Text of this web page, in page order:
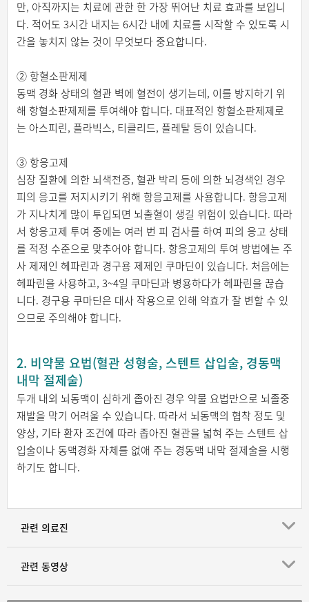
만, 아직까지는 치료에 관한 한 가장 뛰어난 치료 효과를 보입니
다. 적어도 3시간 내지는 6시간 내에 치료를 시작할 수 있도록 시
간을 놓치지 않는 것이 무엇보다 중요합니다.
② 항혈소판제제
동맥 경화 상태의 혈관 벽에 혈전이 생기는데, 이를 방지하기 위
해 항혈소판제제를 투여해야 합니다. 대표적인 항혈소판제제로
는 아스피린, 플라빅스, 티클리드, 플레탈 등이 있습니다.
③ 항응고제
심장 질환에 의한 뇌색전증, 혈관 박리 등에 의한 뇌경색인 경우
피의 응고를 저지시키기 위해 항응고제를 사용합니다. 항응고제
가 지나치게 많이 투입되면 뇌출혈이 생길 위험이 있습니다. 따라
서 항응고제 투여 중에는 여러 번 피 검사를 하여 피의 응고 상태
를 적정 수준으로 맞추어야 합니다. 항응고제의 투여 방법에는 주
사 제제인 헤파린과 경구용 제제인 쿠마딘이 있습니다. 처음에는
헤파린을 사용하고, 3~4일 쿠마딘과 병용하다가 헤파린을 끊습
니다. 경구용 쿠마딘은 대사 작용으로 인해 약효가 잘 변할 수 있
으므로 주의해야 합니다.
2. 비약물 요법(혈관 성형술, 스텐트 삽입술, 경동맥
내막 절제술)
두개 내외 뇌동맥이 심하게 좁아진 경우 약물 요법만으로 뇌졸중
재발을 막기 어려울 수 있습니다. 따라서 뇌동맥의 협착 정도 및
양상, 기타 환자 조건에 따라 좁아진 혈관을 넓혀 주는 스텐트 삽
입술이나 동맥경화 자체를 없애 주는 경동맥 내막 절제술을 시행
하기도 합니다.
관련 의료진
관련 동영상